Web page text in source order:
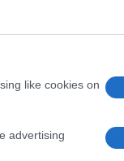
like cookies on
advertising
la